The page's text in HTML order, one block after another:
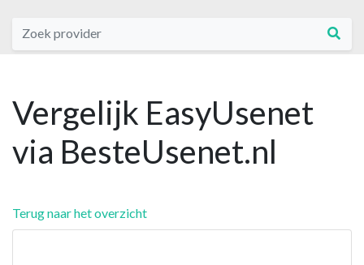
Vergelijk EasyUsenet
via BesteUsenet.nl
Terug naar het overzicht